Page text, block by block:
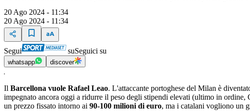
20 Ago 2024 - 11:34
20 Ago 2024 - 11:34
Segui suSeguici su
whatsapp discover
Il Barcellona vuole Rafael Leao. L'attaccante portoghese del Milan è
impegnato ancora oggi a ridurre il peso degli stipendi elevati (ultimo in ordine,
un prezzo fissato intorno ai 90-100 milioni di euro, ma i catalani vogliono un